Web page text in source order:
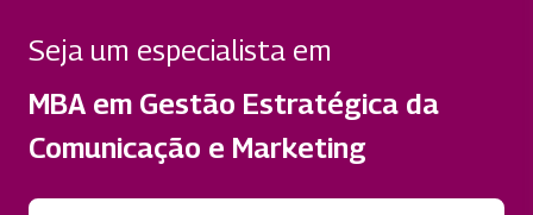
MÍDIA ONLINE E PRODUÇÃO DE
36 horas
Seja um especialista em
MBA em Gestão Estratégica da
Comunicação e Marketing